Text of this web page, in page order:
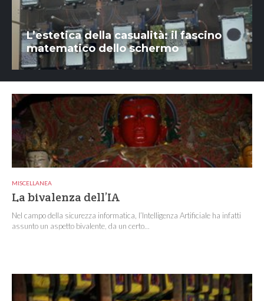
L’estetica della casualità: il fascino
matematico dello schermo
MISCELLANEA
La bivalenza dell’IA
Nel campo della sicurezza informatica, l’Intelligenza Artificiale ha infatti
assunto un aspetto bivalente, da un certo...